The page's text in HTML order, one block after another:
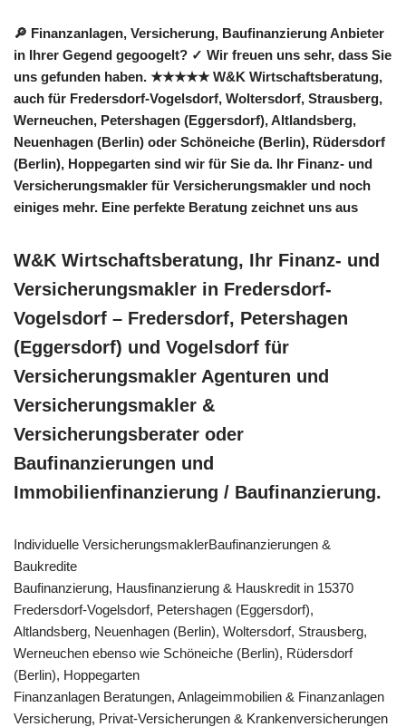
🔎 Finanzanlagen, Versicherung, Baufinanzierung Anbieter
in Ihrer Gegend gegoogelt? ✓ Wir freuen uns sehr, dass Sie
uns gefunden haben. ★★★★★ W&K Wirtschaftsberatung,
auch für Fredersdorf-Vogelsdorf, Woltersdorf, Strausberg,
Werneuchen, Petershagen (Eggersdorf), Altlandsberg,
Neuenhagen (Berlin) oder Schöneiche (Berlin), Rüdersdorf
(Berlin), Hoppegarten sind wir für Sie da. Ihr Finanz- und
Versicherungsmakler für Versicherungsmakler und noch
einiges mehr. Eine perfekte Beratung zeichnet uns aus
W&K Wirtschaftsberatung, Ihr Finanz- und
Versicherungsmakler in Fredersdorf-
Vogelsdorf – Fredersdorf, Petershagen
(Eggersdorf) und Vogelsdorf für
Versicherungsmakler Agenturen und
Versicherungsmakler &
Versicherungsberater oder
Baufinanzierungen und
Immobilienfinanzierung / Baufinanzierung.
Individuelle VersicherungsmaklerBaufinanzierungen &
Baukredite
Baufinanzierung, Hausfinanzierung & Hauskredit in 15370
Fredersdorf-Vogelsdorf, Petershagen (Eggersdorf),
Altlandsberg, Neuenhagen (Berlin), Woltersdorf, Strausberg,
Werneuchen ebenso wie Schöneiche (Berlin), Rüdersdorf
(Berlin), Hoppegarten
Finanzanlagen Beratungen, Anlageimmobilien & Finanzanlagen
Versicherung, Privat-Versicherungen & Krankenversicherungen